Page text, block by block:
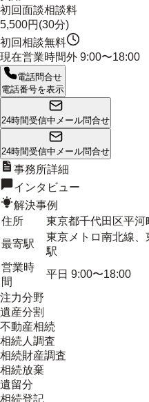
初回面談相談料
5,500円(30分)
初回相談無料
現在営業時間外 9:00〜18:00
電話問合せ
電話番号を表示
24時間受信中 メール問合せ
24時間受信中 メール問合せ
事務所詳細
インタビュー
解決事例
住所
東京都千代田区平
最寄駅
東京メトロ南北線、
駅
営業時
間
平日 9:00〜18:00
注力分野
遺産分割
不動産相続
相続人調査
相続財産調査
相続放棄
遺留分
相続登記